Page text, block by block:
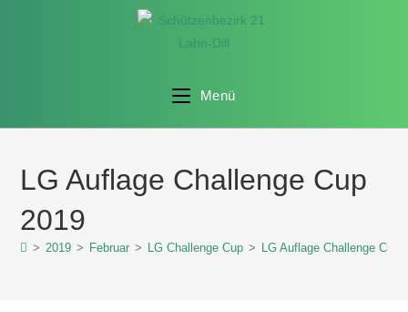
Menü
LG Auflage Challenge Cup
2019
> 2019 > Februar > LG Challenge Cup > LG Auflage Challenge Cup